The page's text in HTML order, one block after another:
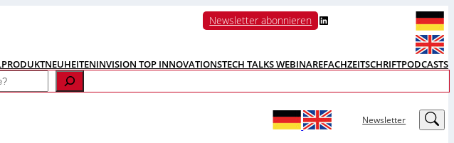
Newsletter abonnieren LinkedIn
PRODUKTNEUHEITENINVISION TOP INNOVATIONSTECH TALKS WEBINAREFACHZEITSCHRIFTPODCASTS
Newsletter LinkedIn